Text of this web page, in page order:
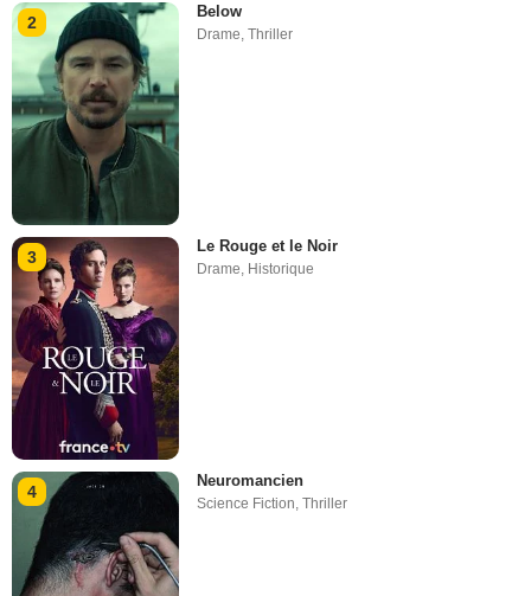
2
Below
Drame ,Thriller
3
Le Rouge et le Noir
Drame, Historique
4
Neuromancien
Science Fiction,Thriller